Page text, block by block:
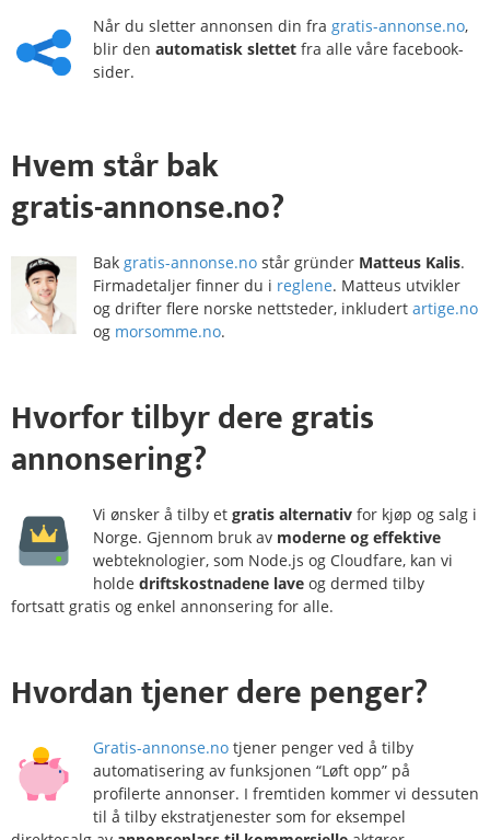
Når du sletter annonsen din fra gratis-annonse.no,
blir den automatisk slettet fra alle våre facebook-
sider.
Hvem står bak
gratis-annonse.no?
Bak gratis-annonse.no står gründer Matteus Kalis.
Firmadetaljer finner du i reglene. Matteus utvikler
og drifter flere norske nettsteder, inkludert artige.no
og morsomme.no.
Hvorfortilbyr dere gratis
annonsering?
Vi ønsker å tilby et gratis alternativ for kjøp og salg i
Norge. Gjennom bruk av moderne og effektive
webteknologier, som Node.js og Cloudfare, kan vi
holde driftskostnadene lave og dermed tilby
fortsatt gratis og enkel annonsering for alle.
Hvordantjenerdere penger?
Gratis-annonse.no tjener penger ved å tilby
automatisering av funksjonen “Løft opp” på
profilerte annonser. I fremtiden kommer vi dessuten
til å tilby ekstratjenester som for eksempel